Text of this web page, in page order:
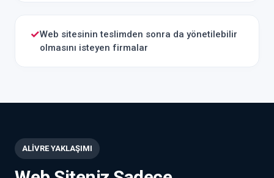
✓Web sitesinin teslimden sonra da yönetilebilir
olmasını isteyen firmalar
ALİVRE YAKLAŞIMI